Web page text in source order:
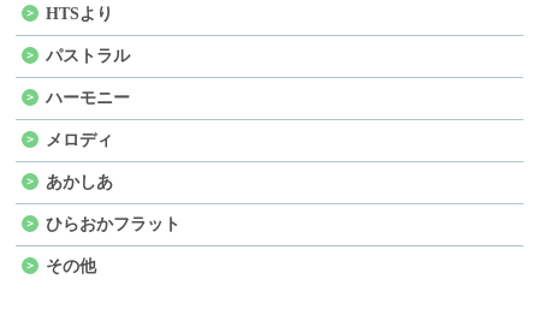
HTSより
パストラル
ハーモニー
メロディ
あかしあ
ひらおかフラット
その他